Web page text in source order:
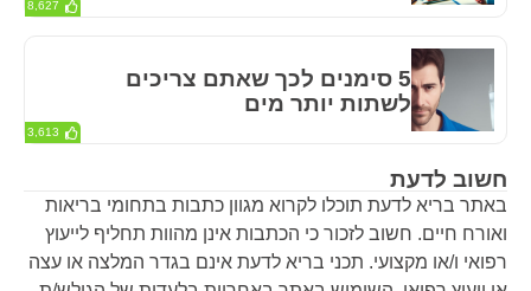
חשוב לדעת
באתר בריא לדעת תוכלו לקרוא מגוון כתבות בתחומי בריאות
ואורח חיים. חשוב לזכור כי הכתבות אינן מהוות תחליף לייעוץ
רפואי ו/או מקצועי. תכני בריא לדעת אינם בגדר המלצה או עצה
8,627
5 סימנים לכך שאתם צריכים
לשתות יותר מים
3,613